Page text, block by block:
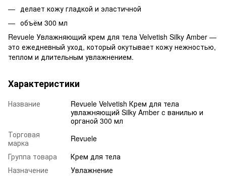
делает кожу гладкой и эластичной
объём 300 мл
Revuele Увлажняющий крем для тела Velvetish Silky Amber —
это ежедневный уход, который окутывает кожу нежностью,
теплом и длительным увлажнением.
Характеристики
Название
Revuele Velvetish Крем для тела
увлажняющий Silky Amber с ванилью и
органой 300 мл
Торговая
марка
Revuele
Группа товара
Крем для тела
Назначение
Увлажнение